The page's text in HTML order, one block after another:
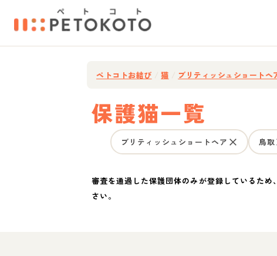
ペトコトお結び 猫 ブリティッシュショートヘ
保護猫一覧
ブリティッシュショートヘア 鳥取
審査を通過した保護団体のみが登録しているた
さい。